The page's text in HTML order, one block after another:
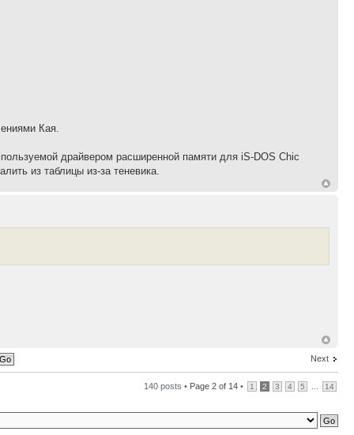
Кая.
драйвером расширенной памяти для iS-DOS Chic
из таблицы из-за теневика.
Next
140 posts • Page 2 of 14 • 1 2 3 4 5 14